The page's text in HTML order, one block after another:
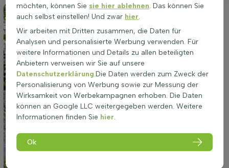
möchten, können Sie sie hier ablehnen. Das können Sie
auch selbst einstellen! Und zwar hier.
Wir arbeiten mit Dritten zusammen, die Daten für
Analysen und personalisierte Werbung verwenden. Für
weitere Informationen und Details zu allen beteiligten
Anbietern verweisen wir Sie auf unsere
Datenschutzerklärung.Die Daten werden zum Zweck der
Personalisierung von Werbung sowie zur Messung der
Wirksamkeit von Werbekampagnen erhoben. Die Daten
können an Google LLC weitergegeben werden. Weitere
Informationen finden Sie hier.
Ok